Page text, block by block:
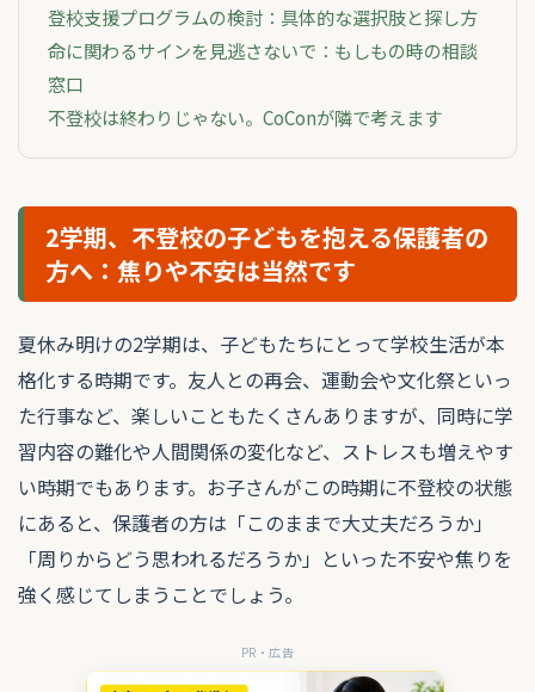
登校支援プログラムの検討：具体的な選択肢と探し方
命に関わるサインを見逃さないで：もしもの時の相談
窓口
不登校は終わりじゃない。CoConが隣で考えます
2学期、不登校の子どもを抱える保護者の
方へ：焦りや不安は当然です
夏休み明けの2学期は、子どもたちにとって学校生活が本
格化する時期です。友人との再会、運動会や文化祭といっ
た行事など、楽しいこともたくさんありますが、同時に学
習内容の難化や人間関係の変化など、ストレスも増えやす
い時期でもあります。お子さんがこの時期に不登校の状態
にあると、保護者の方は「このままで大丈夫だろうか」
「周りからどう思われるだろうか」といった不安や焦りを
強く感じてしまうことでしょう。
PR・広告